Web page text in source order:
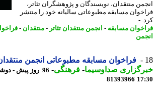
منتقدان، نویسندگان و پژوهشگران تئاتر،
مسابقه مطبوعاتی سالیانه خود را منتشر
-
مسابقه-انجمن منتقدان تئاتر -منتقدان- فراخوان-
فراخوان مسابقه مطبوعاتی انجمن منتقدان
صداوسیما-فرهنگی-
81393966